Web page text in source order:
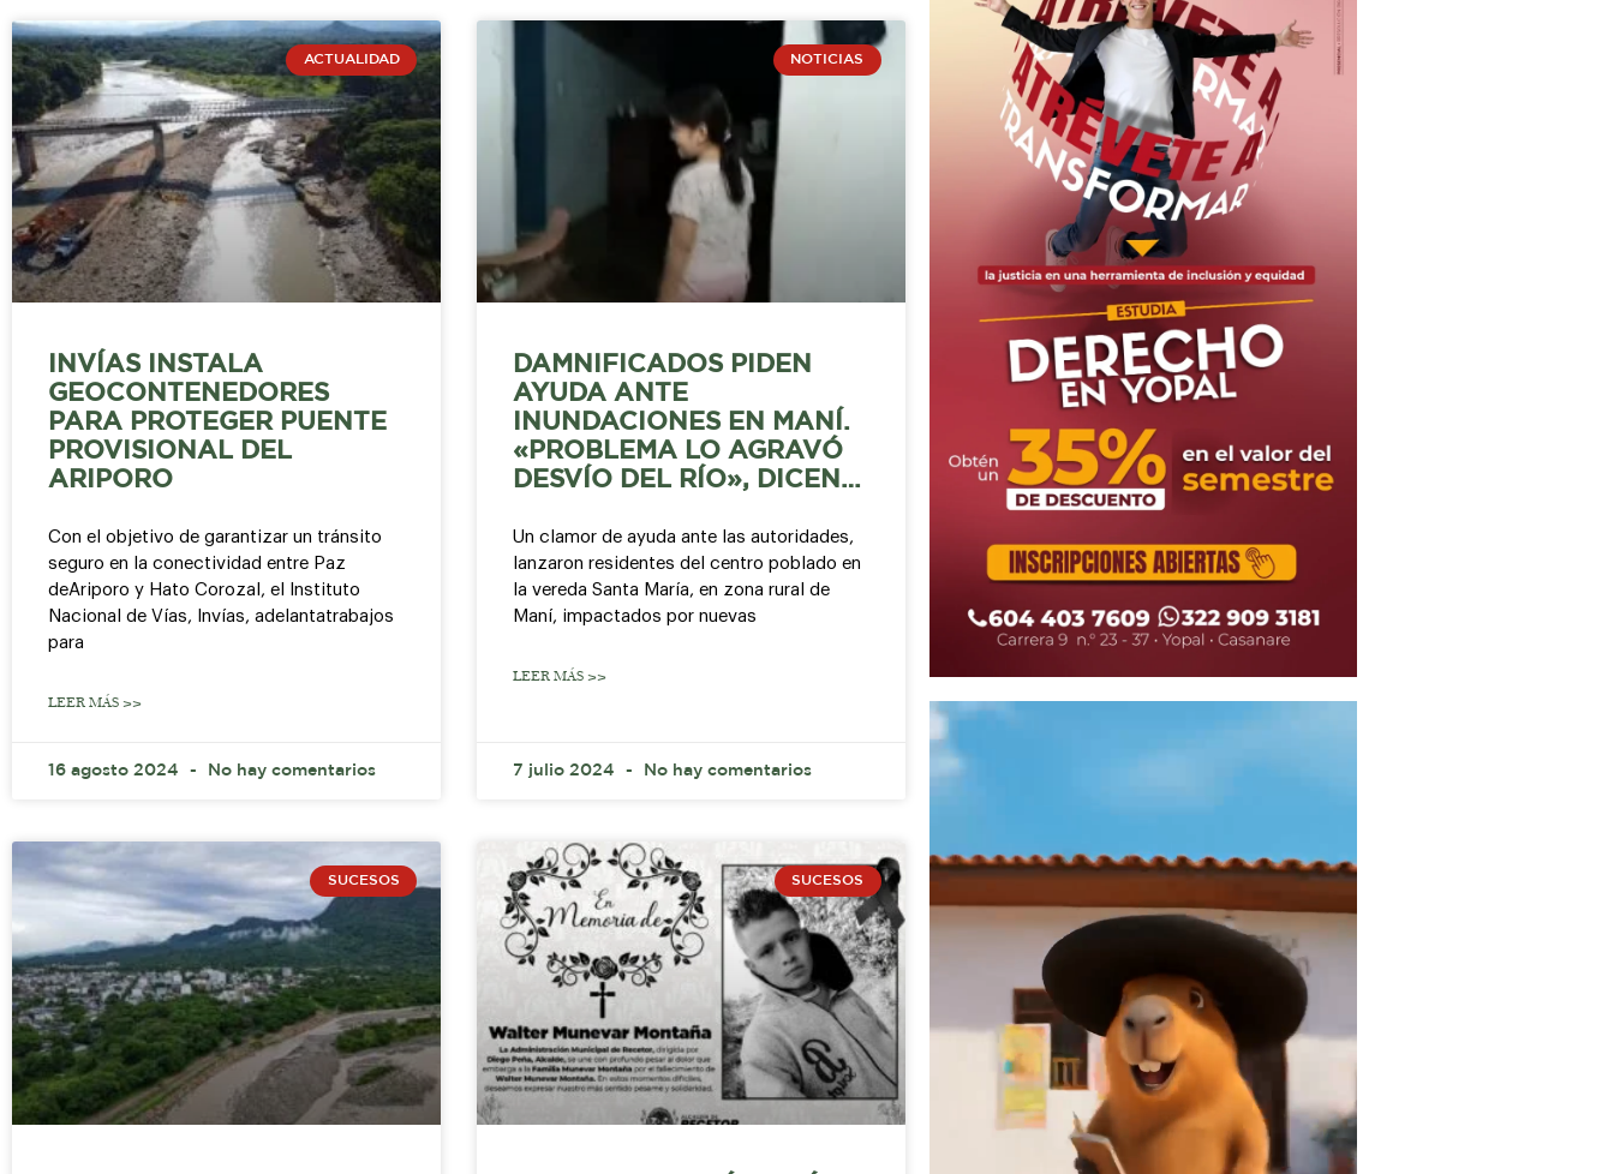
ACTUALIDAD
INVÍAS INSTALA
GEOCONTENEDORES
PARA PROTEGER PUENTE
PROVISIONAL DEL
ARIPORO
Con el objetivo de garantizar un tránsito
seguro en la conectividad entre Paz
deAriporo y Hato Corozal, el Instituto
Nacional de Vías, Invías, adelantatrabajos
para
LEER MÁS >>
16 agosto 2024 No hay comentarios
NOTICIAS
DAMNIFICADOS PIDEN
AYUDA ANTE
INUNDACIONES EN MANÍ.
«PROBLEMA LO AGRAVÓ
DESVÍO DEL RÍO», DICEN…
Un clamor de ayuda ante las autoridades,
lanzaron residentes del centro poblado en
la vereda Santa María, en zona rural de
Maní, impactados por nuevas
LEER MÁS >>
7 julio 2024 No hay comentarios
SUCESOS SUCESOS